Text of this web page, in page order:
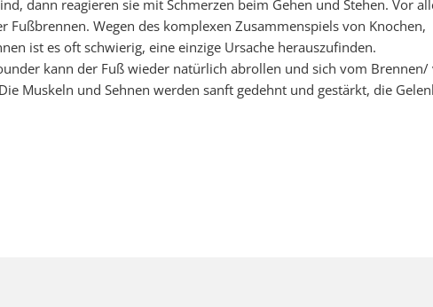
dann reagieren sie mit Schmerzen beim Gehen und Stehen. Vor
Fußbrennen. Wegen des komplexen Zusammenspiels von Knochen,
ist es oft schwierig, eine einzige Ursache herauszufinden.
kann der Fuß wieder natürlich abrollen und sich vom Brennen/
Muskeln und Sehnen werden sanft gedehnt und gestärkt, die